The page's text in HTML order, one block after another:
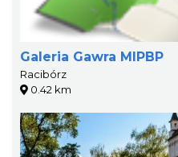
Galeria Gawra MIPBP
Racibórz
0.42 km